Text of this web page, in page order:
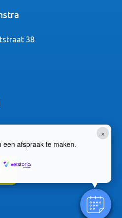
×
een afspraak te maken.
38